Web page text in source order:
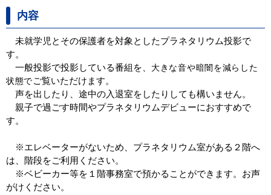
内容
未就学児とその保護者を対象としたプラネタリウム投影で
す。
一般投影で投影している番組を、 大きな音や暗闇を減らした
状態でご覧いただけます。
声を出したり、途中の入退室をしたりしても構いません。
親子で過ごす時間やプラネタリウムデビューにおすすめで
す。
※エレベーターがないため、プラネタリウム室がある２階へ
は、階段をご利用ください。
※ベビーカー等を１階事務室で預かることができます。お声
がけください。